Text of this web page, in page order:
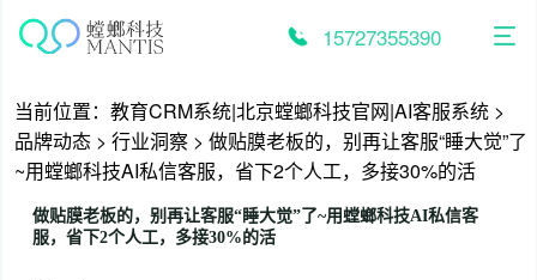
15727355390
当前位置： 教育CRM系统|北京螳螂科技官网|AI客服系统 >
品牌动态 > 行业洞察 > 做贴膜老板的，别再让客服“睡大觉”了
~用螳螂科技AI私信客服，省下2个人工，多接30%的活
做贴膜老板的，别再让客服“睡大觉”了~用螳螂科技AI私信客
服，省下2个人工，多接30%的活